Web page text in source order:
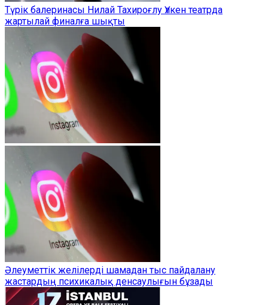
Түрік балеринасы Нилай Тахироғлу Үлкен театрда
жартылай финалға шықты
Әлеуметтік желілерді шамадан тыс пайдалану
жастардың психикалық денсаулығын бұзады